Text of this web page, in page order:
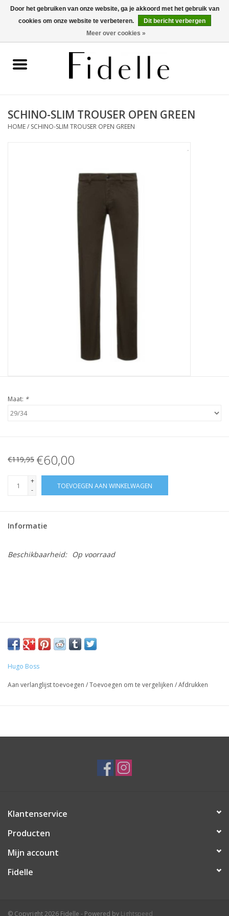
0 Artikelen - €0,00
SCHINO-SLIM TROUSER OPEN GREEN
HOME/ SCHINO-SLIM TROUSER OPEN GREEN
Maat: *
€119,95 €60,00
+
-
TOEVOEGEN AAN WINKELWAGEN
Informatie
Beschikbaarheid: Op voorraad
Hugo Boss
Aan verlanglijst toevoegen /Toevoegen om te vergelijken /Afdrukken
Klantenservice
Producten
Mijn account
Fidelle
© Copyright 2026 Fidelle - Powered by Lightspeed
Door het gebruiken van onze website, ga je akkoord met het gebruik van
cookies om onze website te verbeteren.
Dit bericht verbergen
Meer over cookies »